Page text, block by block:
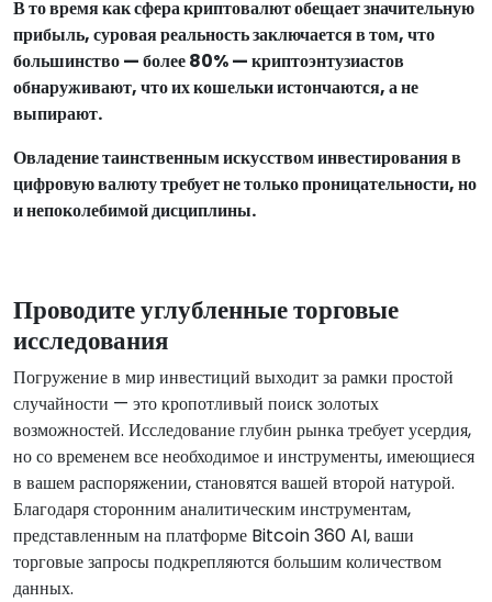
В то время как сфера криптовалют обещает значительную
прибыль, суровая реальность заключается в том, что
большинство — более 80% — криптоэнтузиастов
обнаруживают, что их кошельки истончаются, а не
выпирают.
Овладение таинственным искусством инвестирования в
цифровую валюту требует не только проницательности, но
и непоколебимой дисциплины.
Проводите углубленные торговые
исследования
Погружение в мир инвестиций выходит за рамки простой
случайности — это кропотливый поиск золотых
возможностей. Исследование глубин рынка требует усердия,
но со временем все необходимое и инструменты, имеющиеся
в вашем распоряжении, становятся вашей второй натурой.
Благодаря сторонним аналитическим инструментам,
представленным на платформе Bitcoin 360 AI, ваши
торговые запросы подкрепляются большим количеством
данных.